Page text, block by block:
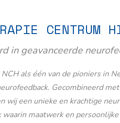
CENTRUM
in geavanceerde
als één van de pioniers in
Gecombineerd
wij een unieke en krachtige
maatwerk en